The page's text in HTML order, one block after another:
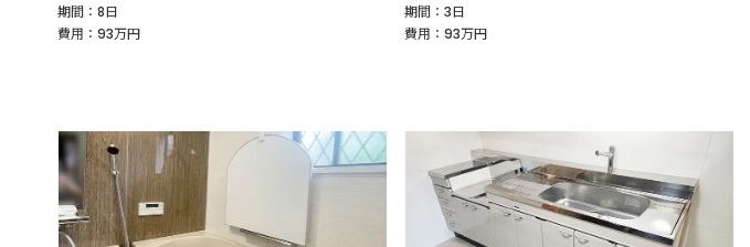
期間 ： 8日
費用 ： 93万円
期間 ： 3日
費用 ： 93万円